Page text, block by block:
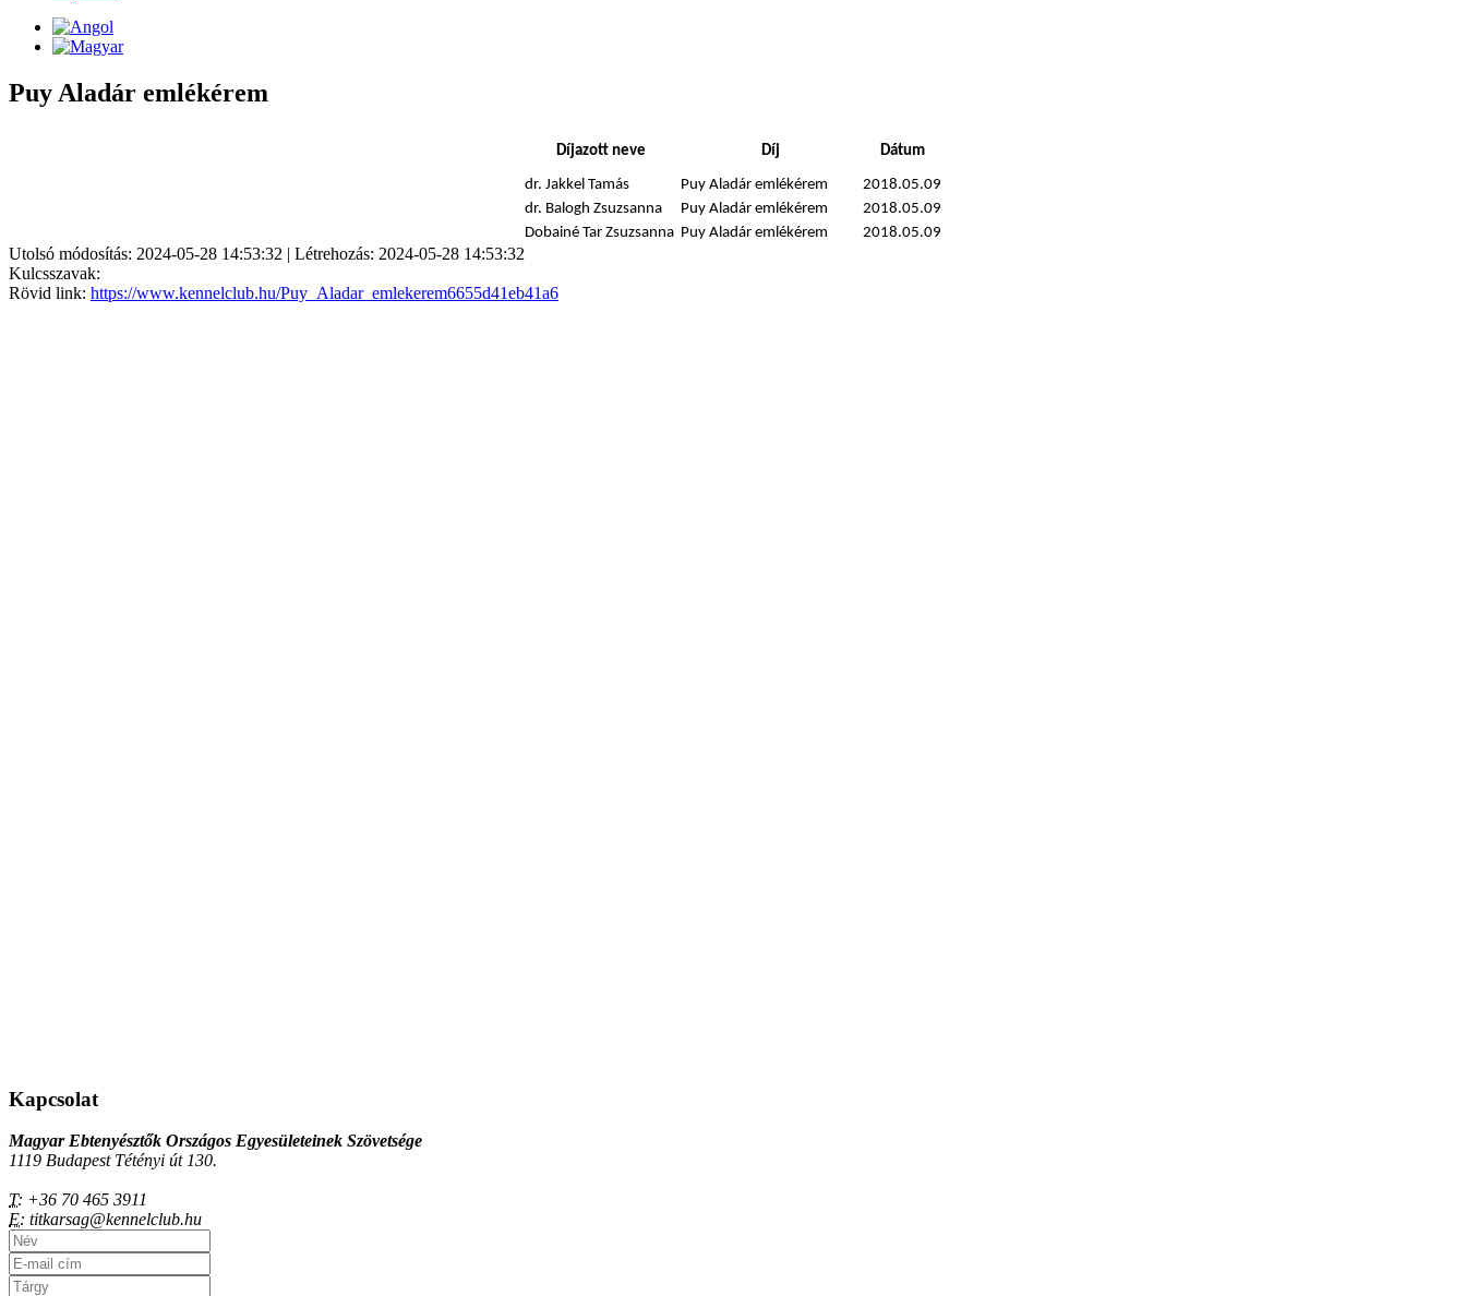
Puy Aladár emlékérem
Díjazott neve Díj Dátum
dr. Jakkel Tamás Puy Aladár emlékérem
2018.05.09
dr. Balogh Zsuzsanna
Puy Aladár emlékérem
2018.05.09
Dobainé Tar Zsuzsanna Puy Aladár emlékérem 2018.05.09
Utolsó módosítás: 2024-05-28 14:53:32 | Létrehozás: 2024-05-28 14:53:32
Kulcsszavak:
Rövid link: https://www.kennelclub.hu/Puy_Aladar_emlekerem6655d41eb41a6
Kapcsolat
Magyar Ebtenyésztők Országos Egyesületeinek Szövetsége
1119 Budapest Tétényi út 130.
T: +36 70 465 3911
E: titkarsag@kennelclub.hu